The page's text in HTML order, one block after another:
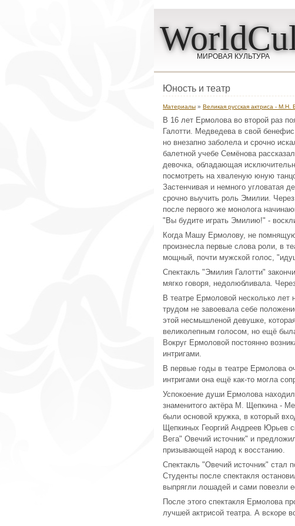
МИРОВАЯ КУЛЬТУРА
Юность и театр
Материалы » Великая русская актриса - М.Н.
В 16 лет Ермолова во второй раз
Галотти. Медведева в свой
но внезапно заболела и срочно
балетной учебе Семёнова
девочка, обладающая
посмотреть на хваленую юную
Застенчивая и немного угловатая
срочно выучить роль Эмилии.
после первого же монолога
"Вы будите играть Эмилию!" -
Когда Машу Ермолову, не
произнесла первые слова роли, в
мощный, почти мужской голос,
Спектакль "Эмилия Галотти"
мягко говоря, недолюбливала.
В театре Ермоловой несколько лет
трудом не завоевала себе
этой несмышленой девушке,
великолепным голосом, но ещё
Вокруг Ермоловой постоянно
интригами.
В первые годы в театре Ермолова
интригами она ещё как-то могла
Успокоение души Ермолова
знаменитого актёра М. Щепкина -
были основой кружка, в который
Щепкиных Георгий Андреев Юрьев
Вега" Овечий источник" и
призывающей народ к восстанию.
Спектакль "Овечий источник" стал
Студенты после спектакля
выпрягли лошадей и сами повезли
После этого спектакля Ермолова
лучшей актрисой театра. А вскоре